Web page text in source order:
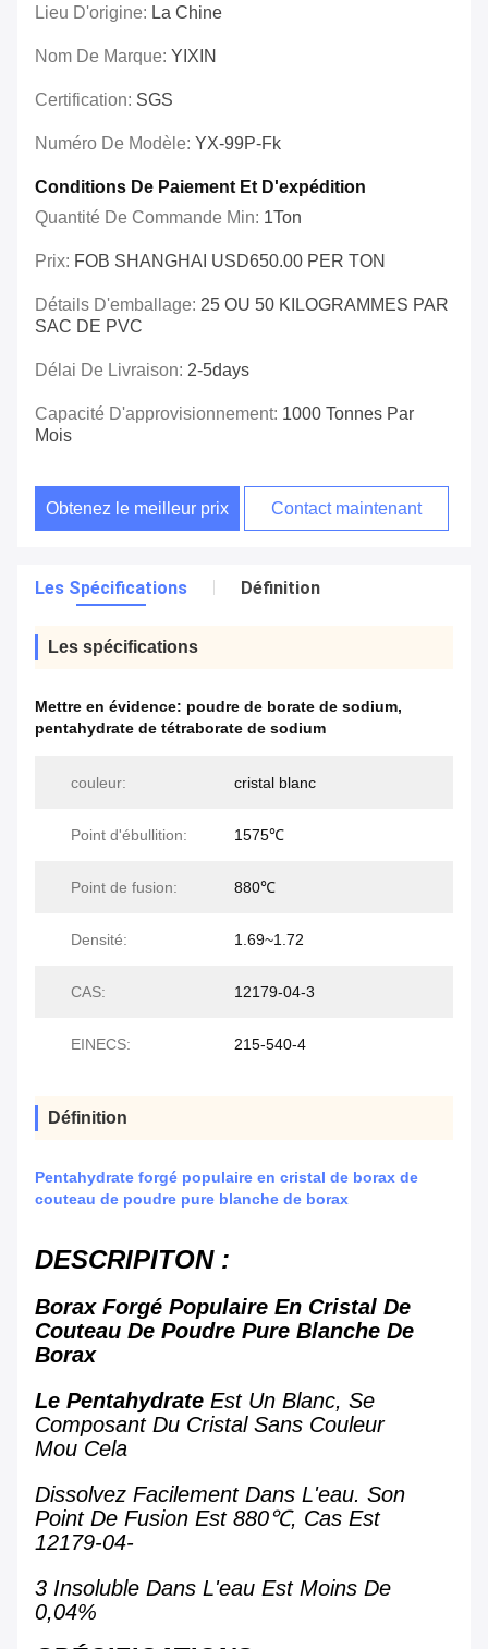
Lieu D'origine: La Chine
Nom De Marque: YIXIN
Certification: SGS
Numéro De Modèle: YX-99P-Fk
Conditions De Paiement Et D'expédition
Quantité De Commande Min: 1Ton
Prix: FOB SHANGHAI USD650.00 PER TON
Détails D'emballage: 25 OU 50 KILOGRAMMES PAR
SAC DE PVC
Délai De Livraison: 2-5days
Capacité D'approvisionnement: 1000 Tonnes Par
Mois
Obtenez le meilleur prix Contact maintenant
Les Spécifications Définition
Les spécifications
Mettre en évidence: poudre de borate de sodium,
pentahydrate de tétraborate de sodium
couleur: cristal blanc
Point d'ébullition: 1575℃
Point de fusion: 880℃
Densité: 1.69~1.72
CAS: 12179-04-3
EINECS: 215-540-4
Définition
Pentahydrate forgé populaire en cristal de borax de
couteau de poudre pure blanche de borax
DESCRIPITON :
Borax Forgé Populaire En Cristal De
Couteau De Poudre Pure Blanche De
Borax
Le Pentahydrate Est Un Blanc, Se
Composant Du Cristal Sans Couleur
Mou Cela
Dissolvez Facilement Dans L'eau. Son
Point De Fusion Est 880℃, Cas Est
12179-04-
3 Insoluble Dans L'eau Est Moins De
0,04%